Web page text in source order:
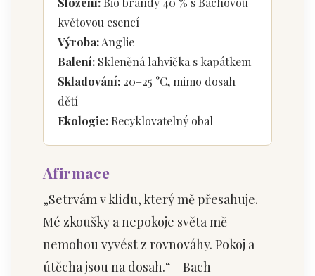
květovou esencí
Výroba:Anglie
Balení: Skleněná lahvička s kapátkem
Skladování: 20–25 °C, mimo dosah
dětí
Ekologie: Recyklovatelný obal
Afirmace
„Setrvám v klidu, který mě přesahuje.
Mé zkoušky a nepokoje světa mě
nemohou vyvést z rovnováhy. Pokoj a
útěcha jsou na dosah.“ – Bach